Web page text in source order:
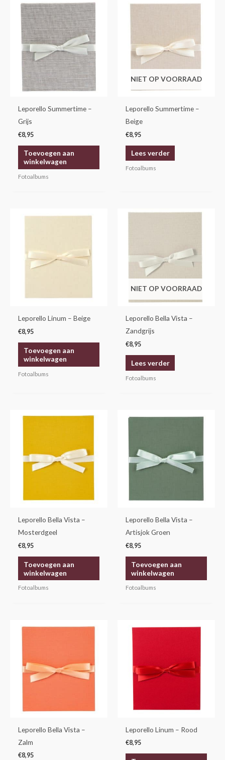
Leporello Summertime –
Grijs
€8,95
Toevoegen aan
winkelwagen
Fotoalbums
NIET OP VOORRAAD
Leporello Summertime –
Beige
€8,95
Lees verder
Fotoalbums
Leporello Linum – Beige
€8,95
Toevoegen aan
winkelwagen
Fotoalbums
NIET OP VOORRAAD
Leporello Bella Vista –
Zandgrijs
€8,95
Lees verder
Fotoalbums
Leporello Bella Vista –
Mosterdgeel
€8,95
Toevoegen aan
winkelwagen
Fotoalbums
Leporello Bella Vista –
Artisjok Groen
€8,95
Toevoegen aan
winkelwagen
Fotoalbums
Leporello Bella Vista –
Zalm
€8,95
Leporello Linum – Rood
€8,95